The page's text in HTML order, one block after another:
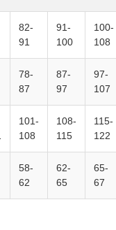
82-
91
91-
100
100-
108
78-
87
87-
97
97-
107
101-
108
108-
115
115-
122
58-
62
62-
65
65-
67